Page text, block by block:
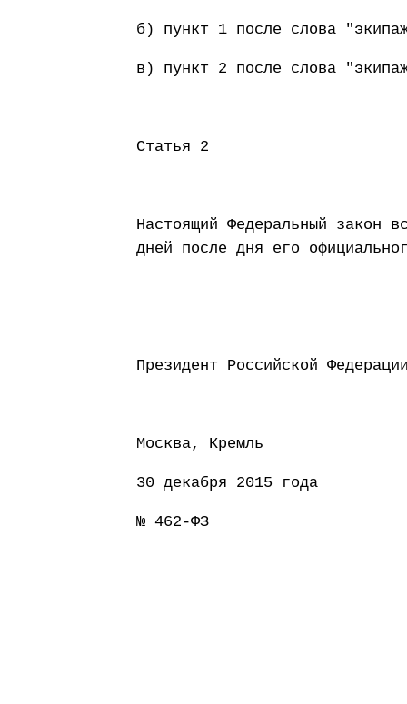
б) пункт 1 после слова
в) пункт 2 после слова
Статья 2
Настоящий Федеральный закон
дней после дня его
Президент
Москва, Кремль
30 декабря 2015 года
№ 462-ФЗ